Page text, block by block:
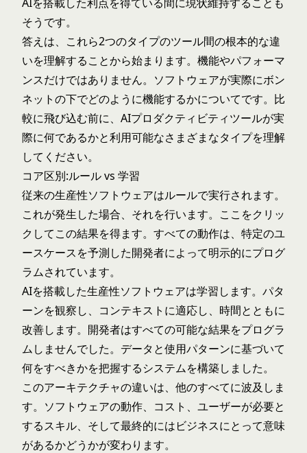
そうです。
答えは、これら2つのタイプのツール間の根本的な違
いを理解することから始まります。機能やパフォーマ
ンスだけではありません。ソフトウェアが実際にボン
ネットの下でどのように機能するかについてです。比
較に飛び込む前に、 AIプロダクティビティツールが実
際に何であるかと利用可能なさまざまなタイプを理解
してください。
コア区別:ルール vs 学習
従来の生産性ソフトウェアはルールで実行されます。
これが発生した場合、それを行います。ここをクリッ
クしてこの結果を得ます。すべての動作は、特定のユ
ースケースを予測した開発者によって明示的にプログ
ラムされています。
AIを搭載した生産性ソフトウェアは学習します。パタ
ーンを観察し、コンテキストに適応し、時間とともに
改善します。開発者はすべての可能な結果をプログラ
ムしませんでした。データと使用パターンに基づいて
何をすべきかを把握するシステムを構築しました。
このアーキテクチャの違いは、他のすべてに波及しま
す。ソフトウェアの動作、コスト、ユーザーが必要と
するスキル、そして最終的にはビジネスにとって意味
があるかどうかが変わります。